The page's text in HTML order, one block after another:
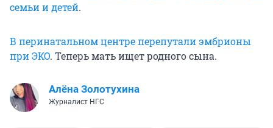
семьи и детей.
В перинатальном центре перепутали эмбрионы
при ЭКО. Теперь мать ищет родного сына.
Алёна Золотухина
Журналист НГС